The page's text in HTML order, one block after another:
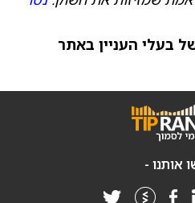
בעלי העניין באתר
אותנו -